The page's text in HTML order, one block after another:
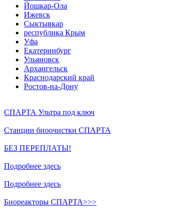
Йошкар-Ола
Ижевск
Сыктывкар
республика Крым
Уфа
Екатеринбург
Ульяновск
Архангельск
Краснодарский край
Ростов-на-Дону
СПАРТА Ультра под ключ
Станции биоочистки СПАРТА
БЕЗ ПЕРЕПЛАТЫ!
Подробнее здесь
Подробнее здесь
Биореакторы СПАРТА>>>